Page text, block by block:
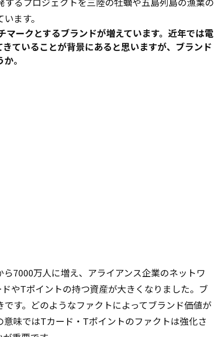
ます。
マークとするブランドが増えています。近年では電
ていることが背景にあると思いますが、ブランド
。
7000万人に増え、アライアンス企業のネットワ
やTポイントの持つ資産が大きくなりました。ブ
す。どのようなファクトによってブランド価値が
味ではTカード・Tポイントのファクトは強化さ